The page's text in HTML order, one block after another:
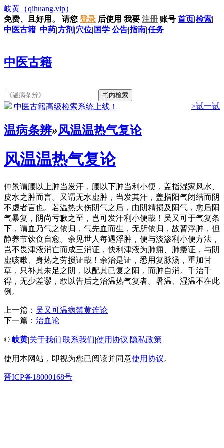
岐黄 （qihuang.vip）
免费、且好用。
请您 登录 后使用 我要 注册 账号 首页|检索|
中医古籍 中药|方剂 |穴位| 国学 公告|指南|任务
中医古籍
中医古籍高级检索系统上线！ >试一试
温病条辨»风温温热气复论
风温温热气复论
仲景谓腰以上肿当发汗，腰以下肿当利小便，盖指湿家风水、
皮水之肿而言。又谓无水虚肿，当发其汗，盖指阳气闭结而阴
不虚者言也。若温热大伤阴气之后，由阴精损及阳气，愈后阳
气暴复，阴尚亏歉之至，岂可发汗利小便哉！吴又可于气复条
下，谓血乃气之依归，气先血而生，无所依归，故暂浮肿，但
静养节饮食自愈。余见世人每遇浮肿，便与淡渗利小便方法，
岂不畏津液消亡而成三消证，快利津液为肺痈、肺痿证，与阴
虚咳嗽、身热之劳损证哉！余治是证，悉用复脉汤，重加甘
草，只补其未足之阴，以配其已复之阳，而肿自消。千治千
得，无少差谬，敢以告后之治温热气复者。暑温、湿温不在此
例。
上一篇： 吴又可温病禁黄连论
下一篇： 治血论
© 岐黄|关于我们|联系我们|使用协议|隐私政策
使用本网站，即视为您已阅读并同意使用协议。
晋ICP备18000168号